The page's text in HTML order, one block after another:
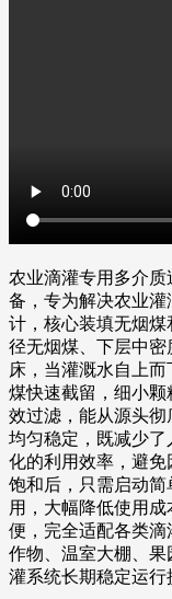
农业滴灌专用多介
备，专为解决农业
计，核心装填无烟煤
径无烟煤、下层中
床，当灌溉水自上
煤快速截留，细小
效过滤，能从源头
均匀稳定，既减少
化的利用效率，避
饱和后，只需启动
用，大幅降低使用成
便，完全适配各类滴
作物、温室大棚、
灌系统长期稳定运行